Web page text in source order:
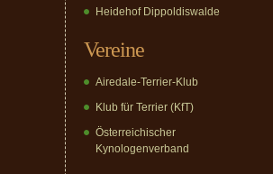
Heidehof Dippoldiswalde
Vereine
Airedale-Terrier-Klub
Klub für Terrier (KfT)
Österreichischer
Kynologenverband